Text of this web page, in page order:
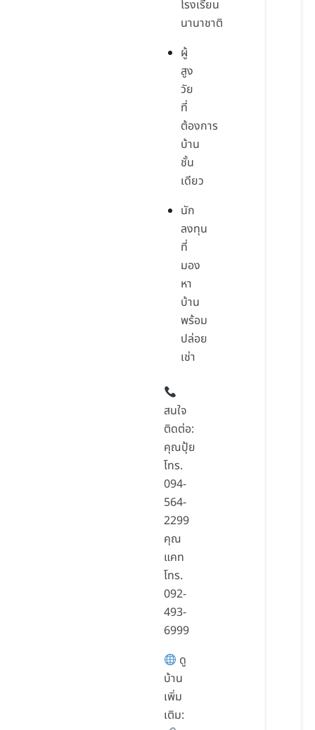
โรงเรียน
นานาชาติ
ผู้
สูง
วัย
ที่
ต้องการ
บ้าน
ชั้น
เดียว
นัก
ลงทุน
ที่
มอง
หา
บ้าน
พร้อม
ปล่อย
เช่า
สนใจ
ติดต่อ:
คุณปุ้ย
โทร.
094-
564-
2299
คุณ
แคท
โทร.
092-
493-
6999
ดู
บ้าน
เพิ่ม
เติม: